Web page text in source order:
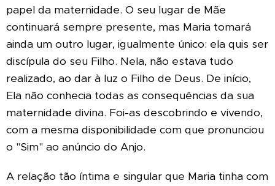
papel da maternidade. O seu lugar de Mãe
continuará sempre presente, mas Maria tomará
ainda um outro lugar, igualmente único: ela quis ser
discípula do seu Filho. Nela, não estava tudo
realizado, ao dar à luz o Filho de Deus. De início,
Ela não conhecia todas as consequências da sua
maternidade divina. Foi-as descobrindo e vivendo,
com a mesma disponibilidade com que pronunciou
o "Sim" ao anúncio do Anjo.
A relação tão íntima e singular que Maria tinha com